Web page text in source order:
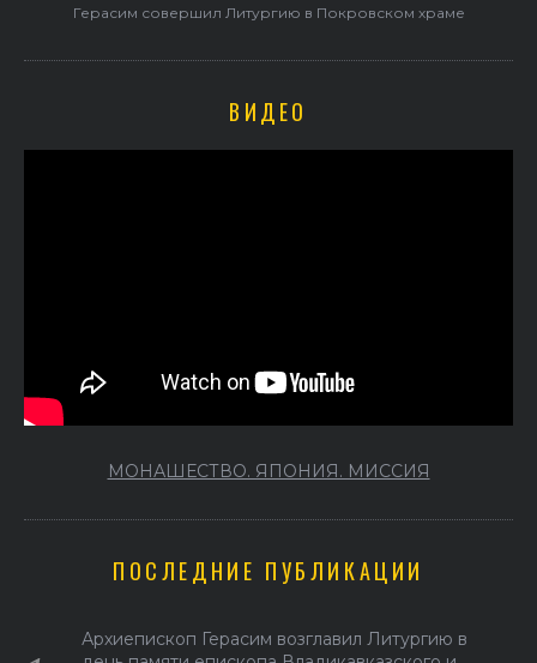
Герасим совершил Литургию в Покровском храме
ВИДЕО
МОНАШЕСТВО. ЯПОНИЯ. МИССИЯ
ПОСЛЕДНИЕ ПУБЛИКАЦИИ
Архиепископ Герасим возглавил Литургию в